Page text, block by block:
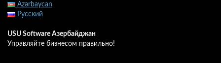
Azərbaycan
Русский
USU Software Азербайджан
Управляйте бизнесом правильно!